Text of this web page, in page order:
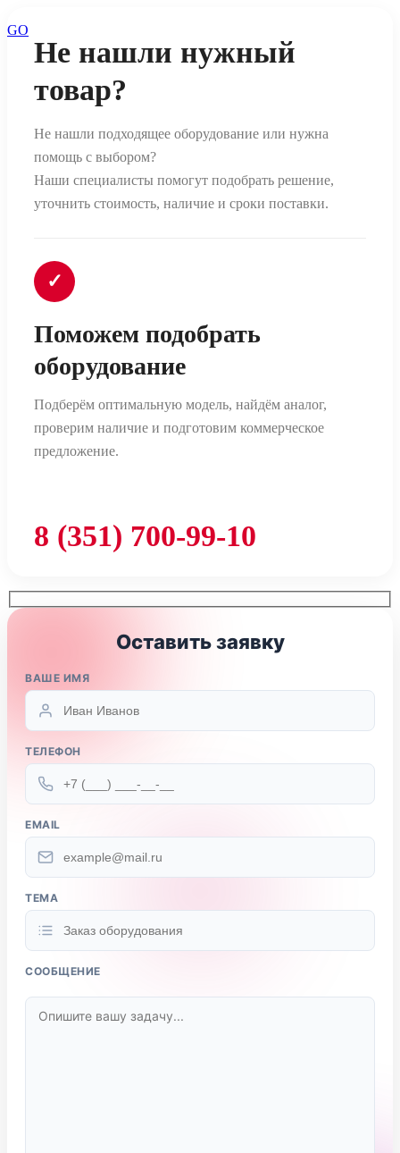
GO
Не нашли нужный
товар?
Не нашли подходящее оборудование или нужна
помощь с выбором?
Наши специалисты помогут подобрать решение,
уточнить стоимость, наличие и сроки поставки.
✓
Поможем подобрать
оборудование
Подберём оптимальную модель, найдём аналог,
проверим наличие и подготовим коммерческое
предложение.
8 (351) 700-99-10
Оставить заявку
ВАШЕ ИМЯ
ТЕЛЕФОН
EMAIL
ТЕМА
СООБЩЕНИЕ